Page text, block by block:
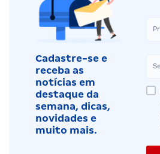
Cadastre-se e
receba as
notícias em
destaque da
semana, dicas,
novidades e
muito mais.